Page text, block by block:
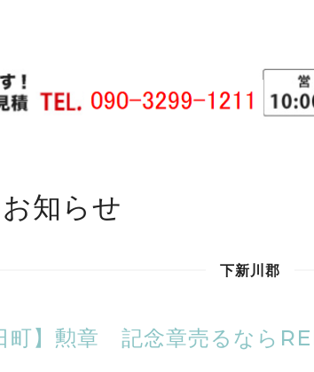
知らせ
下新川郡
町】勲章 記念章売るなら